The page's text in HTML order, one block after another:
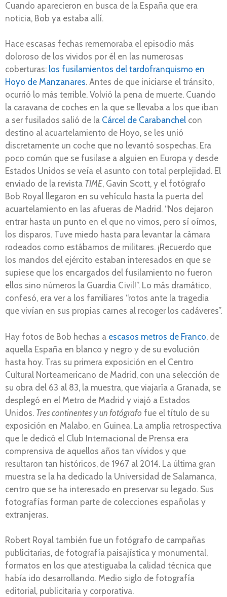
Cuando aparecieron en busca de la España que era
noticia, Bob ya estaba allí.
Hace escasas fechas rememoraba el episodio más
doloroso de los vividos por él en las numerosas
coberturas: los fusilamientos del tardofranquismo en
Hoyo de Manzanares. Antes de que iniciarse el tránsito,
ocurrió lo más terrible. Volvió la pena de muerte. Cuando
la caravana de coches en la que se llevaba a los que iban
a ser fusilados salió de la Cárcel de Carabanchel con
destino al acuartelamiento de Hoyo, se les unió
discretamente un coche que no levantó sospechas. Era
poco común que se fusilase a alguien en Europa y desde
Estados Unidos se veía el asunto con total perplejidad. El
enviado de la revista TIME, Gavin Scott, y el fotógrafo
Bob Royal llegaron en su vehículo hasta la puerta del
acuartelamiento en las afueras de Madrid. “Nos dejaron
entrar hasta un punto en el que no vimos, pero sí oímos,
los disparos. Tuve miedo hasta para levantar la cámara
rodeados como estábamos de militares. ¡Recuerdo que
los mandos del ejército estaban interesados en que se
supiese que los encargados del fusilamiento no fueron
ellos sino números la Guardia Civil!”. Lo más dramático,
confesó, era ver a los familiares “rotos ante la tragedia
que vivían en sus propias carnes al recoger los cadáveres”.
Hay fotos de Bob hechas a escasos metros de Franco, de
aquella España en blanco y negro y de su evolución
hasta hoy. Tras su primera exposición en el Centro
Cultural Norteamericano de Madrid, con una selección de
su obra del 63 al 83, la muestra, que viajaría a Granada, se
desplegó en el Metro de Madrid y viajó a Estados
Unidos. Tres continentes y un fotógrafo fue el título de su
exposición en Malabo, en Guinea. La amplia retrospectiva
que le dedicó el Club Internacional de Prensa era
comprensiva de aquellos años tan vívidos y que
resultaron tan históricos, de 1967 al 2014. La última gran
muestra se la ha dedicado la Universidad de Salamanca,
centro que se ha interesado en preservar su legado. Sus
fotografías forman parte de colecciones españolas y
extranjeras.
Robert Royal también fue un fotógrafo de campañas
publicitarias, de fotografía paisajística y monumental,
formatos en los que atestiguaba la calidad técnica que
había ido desarrollando. Medio siglo de fotografía
editorial, publicitaria y corporativa.